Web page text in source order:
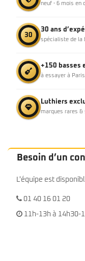
neuf · 6 mois en
30
30 ans
spécialiste de la
+150 basses
à essayer à
Luthiers
marques rares &
Besoin d’un
L'équipe est
01 40 16 01 20
11h-13h à 14h30-